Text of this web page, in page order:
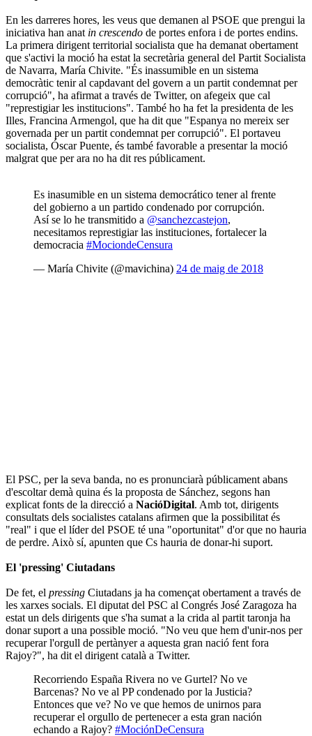
En les darreres hores, les veus que demanen al PSOE que prengui la
iniciativa han anat in crescendo de portes enfora i de portes endins.
La primera dirigent territorial socialista que ha demanat obertament
que s'activi la moció ha estat la secretària general del Partit Socialista
de Navarra, María Chivite. "És inassumible en un sistema
democràtic tenir al capdavant del govern a un partit condemnat per
corrupció", ha afirmat a través de Twitter, on afegeix que cal
"represtigiar les institucions". També ho ha fet la presidenta de les
Illes, Francina Armengol, que ha dit que "Espanya no mereix ser
governada per un partit condemnat per corrupció". El portaveu
socialista, Óscar Puente, és també favorable a presentar la moció
malgrat que per ara no ha dit res públicament.
Es inasumible en un sistema democrático tener al frente
del gobierno a un partido condenado por corrupción.
Así se lo he transmitido a @sanchezcastejon,
necesitamos represtigiar las instituciones, fortalecer la
democracia #MociondeCensura
— María Chivite (@mavichina) 24 de maig de 2018
El PSC, per la seva banda, no es pronunciarà públicament abans
d'escoltar demà quina és la proposta de Sánchez, segons han
explicat fonts de la direcció a NacióDigital. Amb tot, dirigents
consultats dels socialistes catalans afirmen que la possibilitat és
"real" i que el líder del PSOE té una "oportunitat" d'or que no hauria
de perdre. Això sí, apunten que Cs hauria de donar-hi suport.
El 'pressing' Ciutadans
De fet, el pressing Ciutadans ja ha començat obertament a través de
les xarxes socials. El diputat del PSC al Congrés José Zaragoza ha
estat un dels dirigents que s'ha sumat a la crida al partit taronja ha
donar suport a una possible moció. "No veu que hem d'unir-nos per
recuperar l'orgull de pertànyer a aquesta gran nació fent fora
Rajoy?", ha dit el dirigent català a Twitter.
Recorriendo España Rivera no ve Gurtel? No ve
Barcenas? No ve al PP condenado por la Justicia?
Entonces que ve? No ve que hemos de unirnos para
recuperar el orgullo de pertenecer a esta gran nación
echando a Rajoy? #MociónDeCensura